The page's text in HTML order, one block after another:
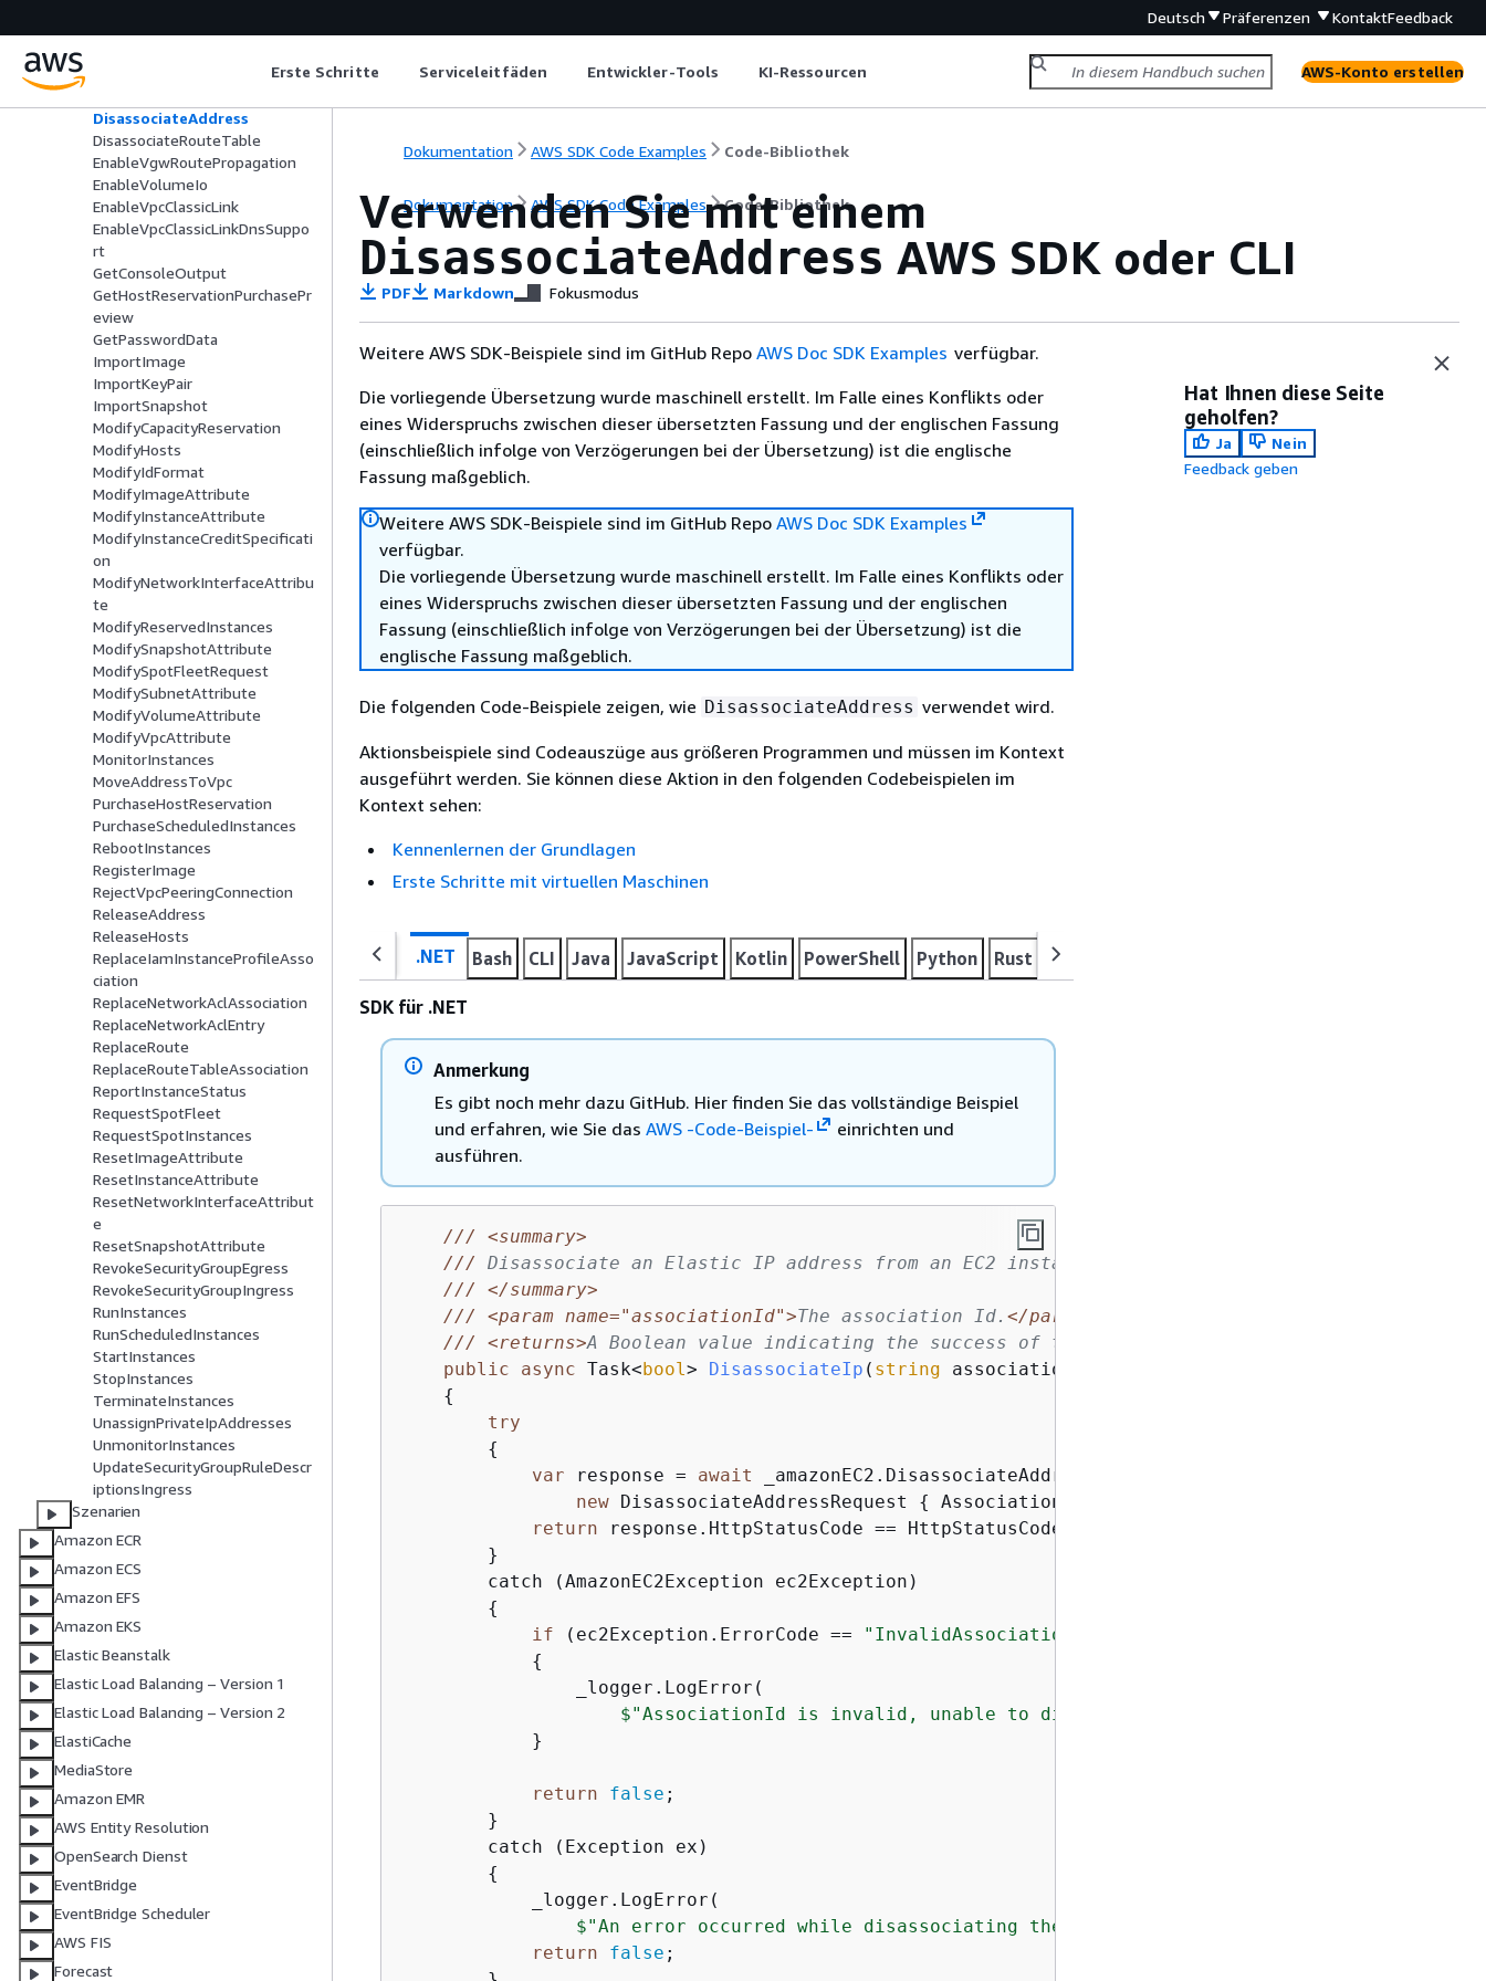
Deutsch Präferenzen KontaktFeedback
Erste Schritte Serviceleitfäden Entwickler-Tools KI-Ressourcen AWS-Konto erstellen
DisableVpcClassicLinkDnsSuppo
DisassociateAddress
DisassociateRouteTable
EnableVgwRoutePropagation
EnableVolumeIo
EnableVpcClassicLink
EnableVpcClassicLinkDnsSuppo
rt
GetConsoleOutput
GetHostReservationPurchasePr
eview
GetPasswordData
ImportImage
ImportKeyPair
ImportSnapshot
ModifyCapacityReservation
ModifyHosts
ModifyIdFormat
ModifyImageAttribute
ModifyInstanceAttribute
ModifyInstanceCreditSpecificati
on
ModifyNetworkInterfaceAttribu
te
ModifyReservedInstances
ModifySnapshotAttribute
ModifySpotFleetRequest
ModifySubnetAttribute
ModifyVolumeAttribute
ModifyVpcAttribute
MonitorInstances
MoveAddressToVpc
PurchaseHostReservation
PurchaseScheduledInstances
RebootInstances
RegisterImage
RejectVpcPeeringConnection
ReleaseAddress
ReleaseHosts
ReplaceIamInstanceProfileAsso
ciation
ReplaceNetworkAclAssociation
ReplaceNetworkAclEntry
ReplaceRoute
ReplaceRouteTableAssociation
ReportInstanceStatus
RequestSpotFleet
RequestSpotInstances
ResetImageAttribute
ResetInstanceAttribute
ResetNetworkInterfaceAttribut
e
ResetSnapshotAttribute
RevokeSecurityGroupEgress
RevokeSecurityGroupIngress
RunInstances
RunScheduledInstances
StartInstances
StopInstances
TerminateInstances
UnassignPrivateIpAddresses
UnmonitorInstances
UpdateSecurityGroupRuleDescr
iptionsIngress
Szenarien
Amazon ECR
Amazon ECS
Amazon EFS
Amazon EKS
Elastic Beanstalk
Elastic Load Balancing – Version 1
Elastic Load Balancing – Version 2
ElastiCache
MediaStore
Amazon EMR
AWS Entity Resolution
OpenSearch Dienst
EventBridge
EventBridge Scheduler
AWS FIS
Forecast
Dokumentation AWS SDK Code Examples Code-Bibliothek
Dokumentation AWS SDK Code Examples Code-Bibliothek
Verwenden Sie mit einem
DisassociateAddress AWS SDK oder CLI
PDF Markdown Fokusmodus
Weitere AWS SDK-Beispiele sind im GitHub Repo AWS Doc SDK Examples verfügbar.
Die vorliegende Übersetzung wurde maschinell erstellt. Im Falle eines Konflikts oder
eines Widerspruchs zwischen dieser übersetzten Fassung und der englischen Fassung
(einschließlich infolge von Verzögerungen bei der Übersetzung) ist die englische
Fassung maßgeblich.
Weitere AWS SDK-Beispiele sind im GitHub Repo AWS Doc SDK Examples
verfügbar.
Die vorliegende Übersetzung wurde maschinell erstellt. Im Falle eines Konflikts oder
eines Widerspruchs zwischen dieser übersetzten Fassung und der englischen
Fassung (einschließlich infolge von Verzögerungen bei der Übersetzung) ist die
englische Fassung maßgeblich.
Die folgenden Code-Beispiele zeigen, wie DisassociateAddress verwendet wird.
Aktionsbeispiele sind Codeauszüge aus größeren Programmen und müssen im Kontext
ausgeführt werden. Sie können diese Aktion in den folgenden Codebeispielen im
Kontext sehen:
Kennenlernen der Grundlagen
Erste Schritte mit virtuellen Maschinen
.NET Bash CLI Java JavaScript Kotlin PowerShell Python Rust Swift
SDK für .NET
Anmerkung
Es gibt noch mehr dazu GitHub. Hier finden Sie das vollständige Beispiel
und erfahren, wie Sie das AWS -Code-Beispiel-
einrichten und
ausführen.
///
<summary>
/// Disassociate an Elastic IP address from an EC2 instance.
///
</summary>
///
<param name="associationId">The association Id. </param>
///
<returns>A Boolean value indicating the success of the action.
public
async Task<bool> DisassociateIp ( string associationId
{
try
{
var response = await _amazonEC2.DisassociateAddressAsync(
new DisassociateAddressRequest { AssociationId = associationId });
return response.HttpStatusCode == HttpStatusCode.OK;
        }
        catch (AmazonEC2Exception ec2Exception)
{
if (ec2Exception.ErrorCode == "InvalidAssociationID.NotFound"
{
                _logger.LogError(
$"AssociationId is invalid, unable to disassociate address.
            }
return false ;
        }
        catch (Exception ex)
{
            _logger.LogError(
$"An error occurred while disassociating the Elastic IP.:
return
false ;
Hat Ihnen diese Seite
geholfen?
Ja
Nein
Feedback geben